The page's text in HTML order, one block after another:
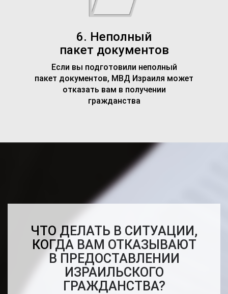
6. Неполный
пакет документов
Если вы подготовили неполный
пакет документов, МВД Израиля может
отказать вам в получении
гражданства
ЧТО ДЕЛАТЬ В СИТУАЦИИ,
КОГДА ВАМ ОТКАЗЫВАЮТ
В ПРЕДОСТАВЛЕНИИ
ИЗРАИЛЬСКОГО
ГРАЖДАНСТВА?